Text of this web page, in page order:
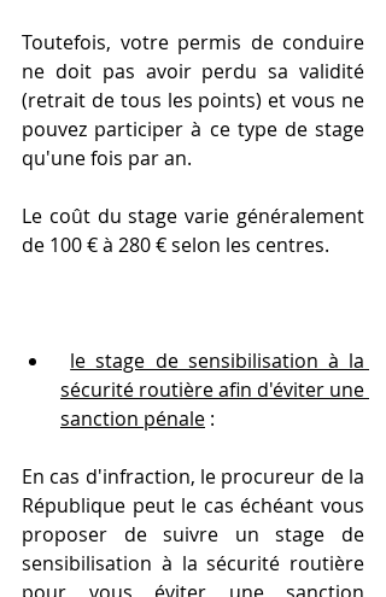
Toutefois, votre permis de conduire
ne doit pas avoir perdu sa validité
(retrait de tous les points) et vous ne
pouvez participer à ce type de stage
qu'une fois par an.
Le coût du stage varie généralement
de 100 € à 280 € selon les centres.
le stage de sensibilisation à la
sécurité routière afin d'éviter une
sanction pénale :
En cas d'infraction, le procureur de la
République peut le cas échéant vous
proposer de suivre un stage de
sensibilisation à la sécurité routière